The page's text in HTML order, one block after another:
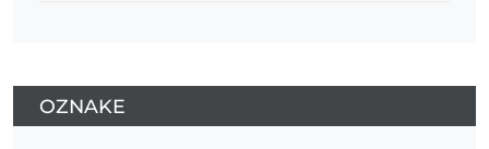
OZNAKE